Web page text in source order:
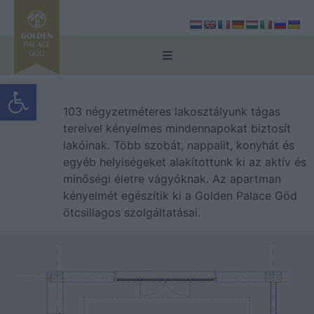
Eszköztár megnyitása
Helyszín
Apartmanházak
Szolgáltatások
103 négyzetméteres lakosztályunk tágas
tereivel kényelmes mindennapokat biztosít
lakóinak. Több szobát, nappalit, konyhát és
egyéb helyiségeket alakítottunk ki az aktív és
minőségi életre vágyóknak. Az apartman
kényelmét egészítik ki a Golden Palace Göd
ötcsillagos szolgáltatásai.